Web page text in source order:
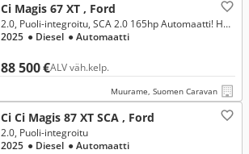
Ci Magis 67 XT , Ford
88 500 €ALV väh.kelp.
2.0, Puoli-integroitu, SCA 2.0 165hp Automaatti! HYVÄT VARUSTEET!
2025 ● Diesel ● Automaatti
Muurame, Suomen Caravan
Ci Ci Magis 87 XT SCA , Ford
2.0, Puoli-integroitu
2025 ● Diesel ● Automaatti